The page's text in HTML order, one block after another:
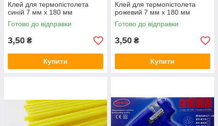
Клей для термопістолета
синій 7 мм х 180 мм
Готово до відправки
3,50 ₴
Купити
Клей для термопістолета
рожевий 7 мм х 180 мм
Готово до відправки
3,50 ₴
Купити